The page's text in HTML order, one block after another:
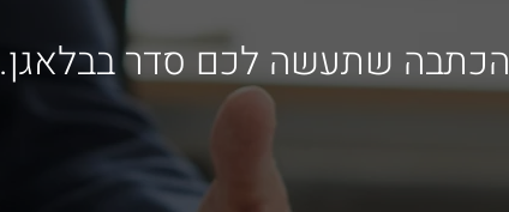
הכתבה שתעשה לכם סדר בבלאגן.